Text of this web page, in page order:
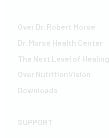
Over Dr. Robert Morse
Dr. Morse Health Center
The Next Level of Healing
Over NutritionVision
Downloads
SUPPORT